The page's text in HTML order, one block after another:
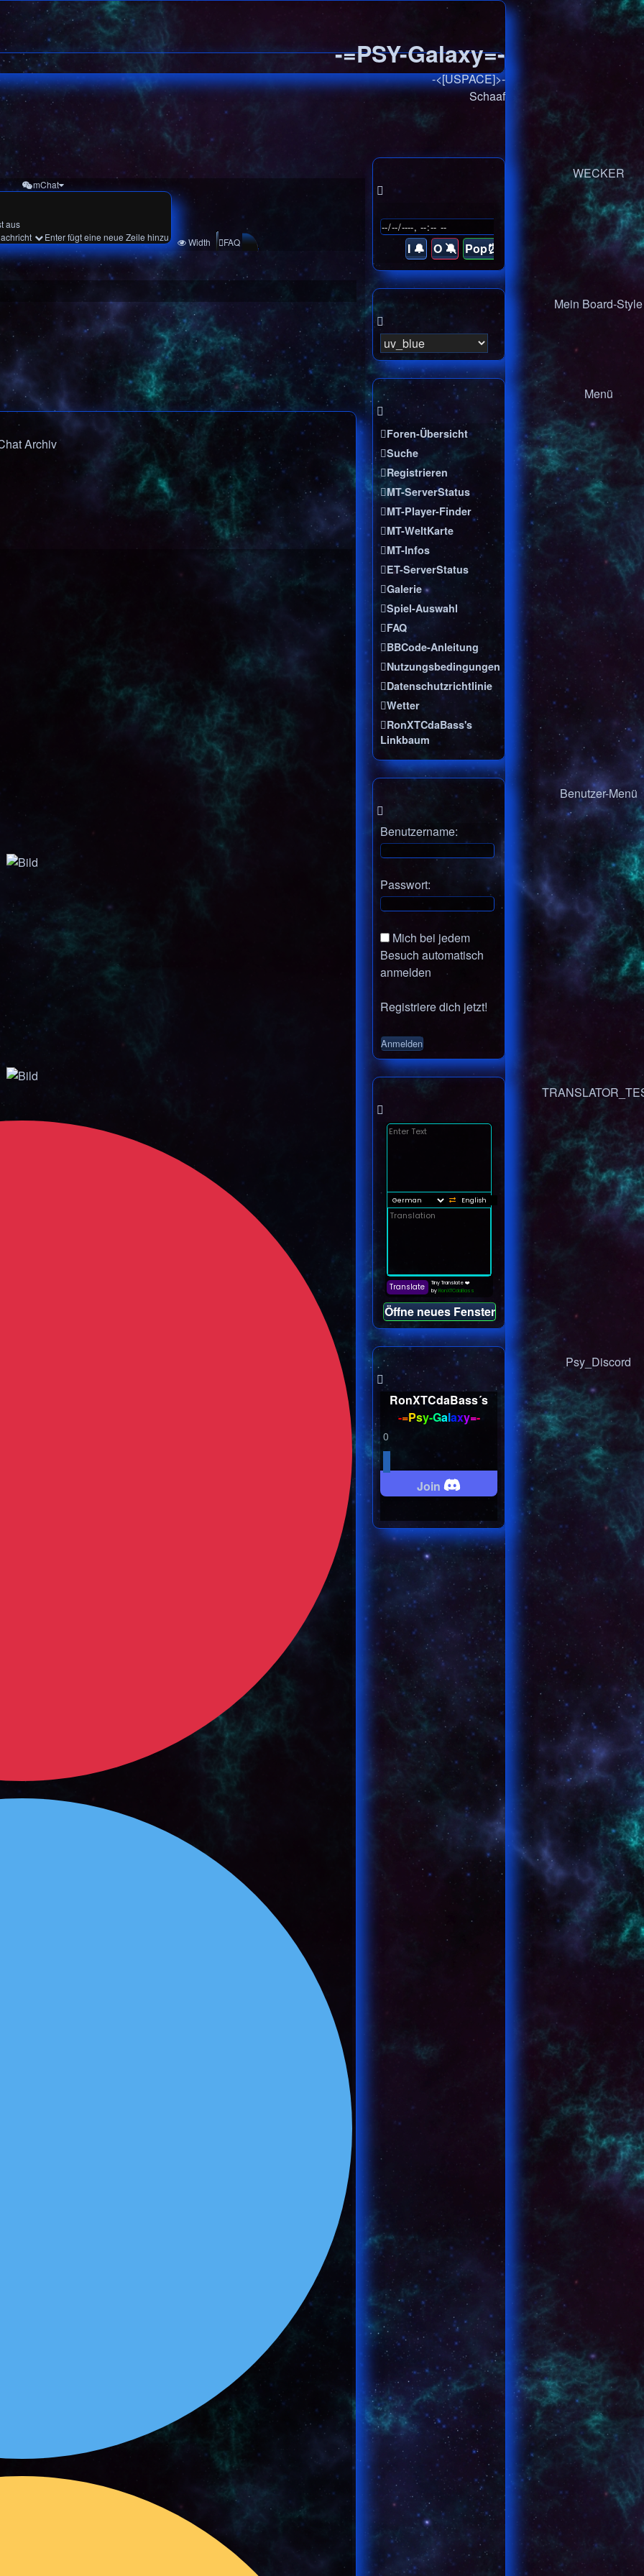
-=PSY-Galaxy=-
-<[USPACE]>-
Schaaf
mChat
aus
Enter fügt eine neue Zeile hinzu Width FAQ
Archiv
WECKER
I 🔔 O 🔕 Pop⏰
Mein Board-Style
Menü
Foren-Übersicht
Suche
Registrieren
MT-ServerStatus
MT-Player-Finder
MT-WeltKarte
MT-Infos
ET-ServerStatus
Galerie
Spiel-Auswahl
FAQ
BBCode-Anleitung
Nutzungsbedingungen
Datenschutzrichtlinie
Wetter
RonXTCdaBass's
Linkbaum
Benutzer-Menü
Benutzername:
Passwort:
Mich bei jedem
Besuch automatisch
anmelden
Registriere dich jetzt!
Öffne neues Fenster
Psy_Discord
RonXTCdaBass´s
-=Psy-Galaxy=-
0
Join